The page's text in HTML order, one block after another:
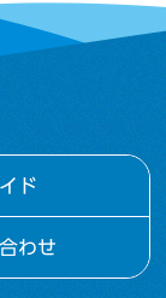
ド
わせ